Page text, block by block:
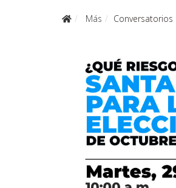
Más Conversatorios